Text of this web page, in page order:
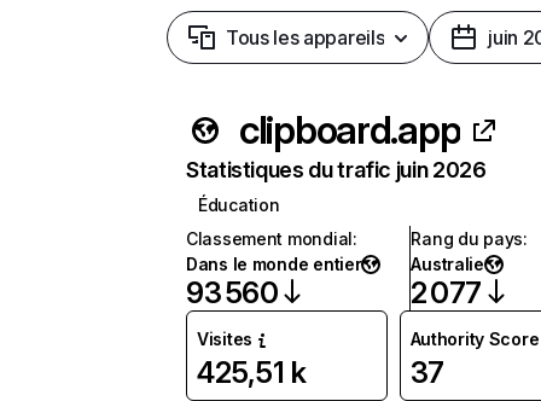
Tous les appareils juin
clipboard.app
Statistiques du trafic juin 2026
Éducation
Classement mondial:
Dans le monde entier
93 560
Rang du pays:
Australie
2 077
Visites
425,51 k
Authority Score
37